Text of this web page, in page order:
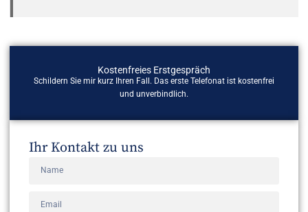
Kostenfreies Erstgespräch
Schildern Sie mir kurz Ihren Fall. Das erste Telefonat ist kostenfrei
und unverbindlich.
Ihr Kontakt zu uns